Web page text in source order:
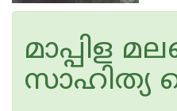
മാപ്പിള